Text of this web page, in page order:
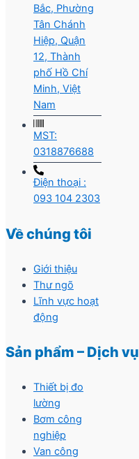
Bắc, Phường
Tân Chánh
Hiệp, Quận
12, Thành
phố Hồ Chí
Minh, Việt
Nam
MST:
0318876688
Điện thoại :
093 104 2303
Về chúng tôi
Giới thiệu
Thư ngõ
Lĩnh vực hoạt
động
Sản phẩm – Dịch vụ
Thiết bị đo
lường
Bơm công
nghiệp
Van công